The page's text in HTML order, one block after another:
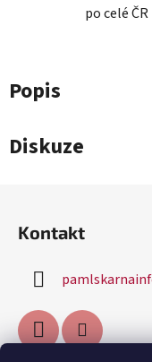
po celé ČR
Popis
Diskuze
Kontakt